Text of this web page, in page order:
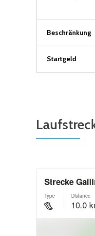
Beschränkung
Startgeld